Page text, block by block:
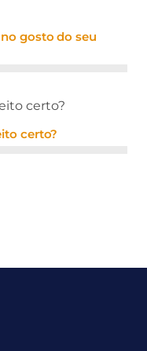
gosto do seu
certo?